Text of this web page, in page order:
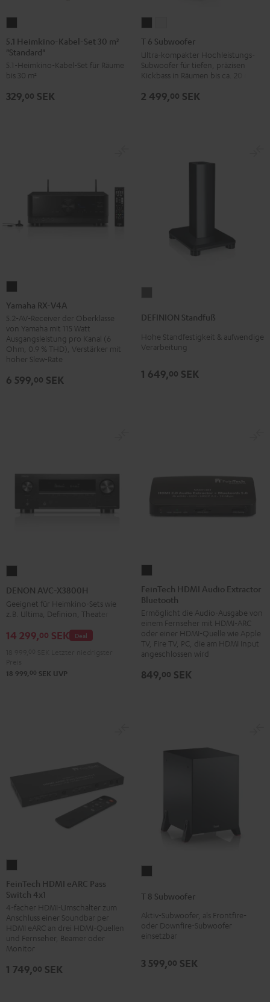
Heimkino-
Kabel-
Set
30
m²
5.1 Heimkino-Kabel-Set 30 m²
"Standard"
5.1-Heimkino-Kabel-Set für Räume
bis 30 m²
329,00 SEK
6
Subwoofer
Schwarz
6
Subwoofer
Weiß
T 6 Subwoofer
Ultra-kompakter Hochleistungs-
Subwoofer für tiefen, präzisen
Kickbass in Räumen bis ca. 20 m²
2 499,00 SEK
RX-
V4A
Schwarz
Yamaha RX-V4A
5.2-AV-Receiver der Oberklasse
von Yamaha mit 115 Watt
Ausgangsleistung pro Kanal (6
Ohm, 0.9 % THD), Verstärker mit
hoher Slew-Rate
6 599,00 SEK
Anthrazit
DEFINION Standfuß
Hohe Standfestigkeit & aufwendige
Verarbeitung
1 649,00 SEK
AVC-
X3800H
Schwarz
DENON AVC-X3800H
Geeignet für Heimkino-Sets wie
z.B. Ultima, Definion, Theater
Deal
14 299,00 SEK
18 999, 00 SEK UVP
HDMI
Audio
Extractor
Bluetooth
Schwarz
FeinTech HDMI Audio Extractor
Bluetooth
Ermöglicht die Audio-Ausgabe von
einem Fernseher mit HDMI-ARC
oder einer HDMI-Quelle wie Apple
TV, Fire TV, PC, die am HDMI Input
angeschlossen wird
849,00 SEK
HDMI
eARC
Pass
Switch
4x1
Schwarz
FeinTech HDMI eARC Pass
Switch 4x1
4-facher HDMI-Umschalter zum
Anschluss einer Soundbar per
HDMI eARC an drei HDMI-Quellen
und Fernseher, Beamer oder
Monitor
1 749,00 SEK
Subwoofer
Schwarz
T 8 Subwoofer
Aktiv-Subwoofer, als Frontfire-
oder Downfire-Subwoofer
einsetzbar
3 599,00 SEK